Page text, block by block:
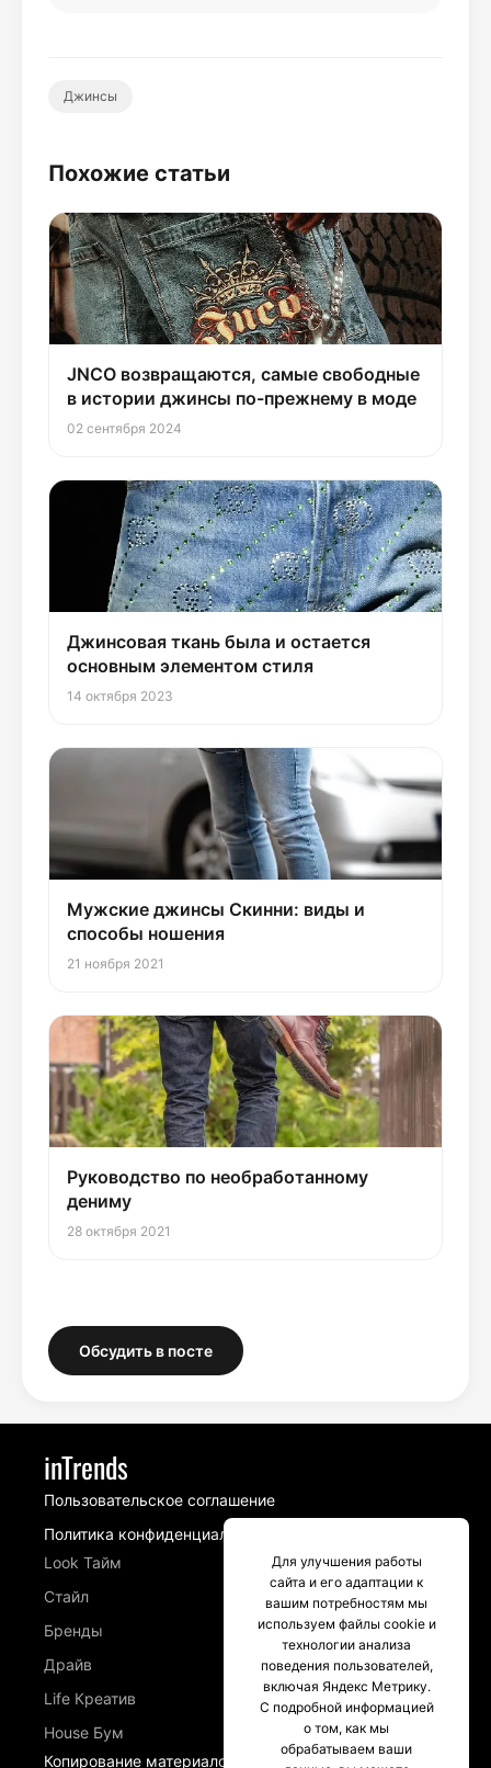
Джинсы
Похожие статьи
JNCO возвращаются, самые свободные
в истории джинсы по-прежнему в моде
02 сентября 2024
Джинсовая ткань была и остается
основным элементом стиля
14 октября 2023
Мужские джинсы Скинни: виды и
способы ношения
21 ноября 2021
Руководство по необработанному
дениму
28 октября 2021
Обсудить в посте
inTrends
Пользовательское соглашение
Политика конфиденциальности
Look Тайм
Стайл
Бренды
Драйв
Life Креатив
House Бум
Копирование материалов сайта intrends.ru
Для улучшения работы
сайта и его адаптации к
вашим потребностям мы
используем файлы cookie и
технологии анализа
поведения пользователей,
включая Яндекс Метрику.
С подробной информацией
о том, как мы
обрабатываем ваши